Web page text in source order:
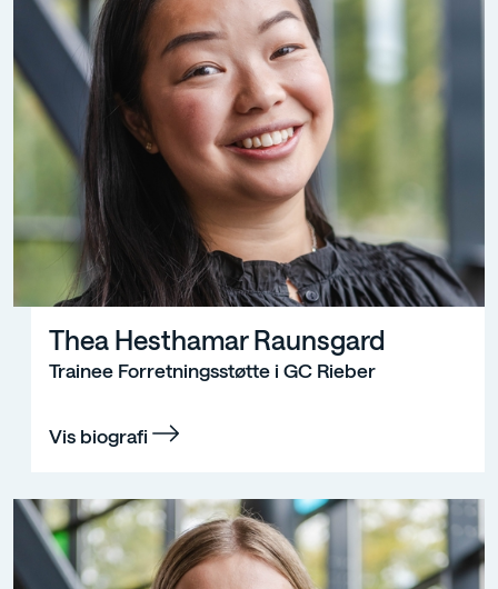
Thea Hesthamar Raunsgard
Trainee Forretningsstøtte i GC Rieber
Vis biografi